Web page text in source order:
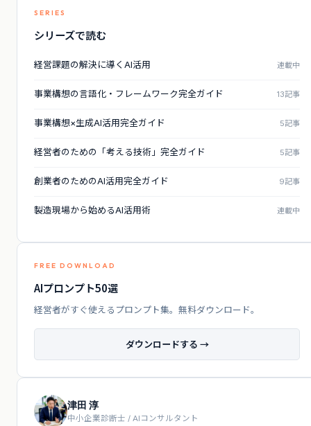
SERIES
シリーズで読む
経営課題の解決に導くAI活用 連載中
事業構想の言語化・フレームワーク完全ガイド 13記事
事業構想×生成AI活用完全ガイド 5記事
経営者のための「考える技術」完全ガイド 5記事
創業者のためのAI活用完全ガイド 9記事
製造現場から始めるAI活用術 連載中
FREE DOWNLOAD
AIプロンプト50選
経営者がすぐ使えるプロンプト集。無料ダウンロード。
ダウンロードする →
津田 淳
中小企業診断士 / AIコンサルタント